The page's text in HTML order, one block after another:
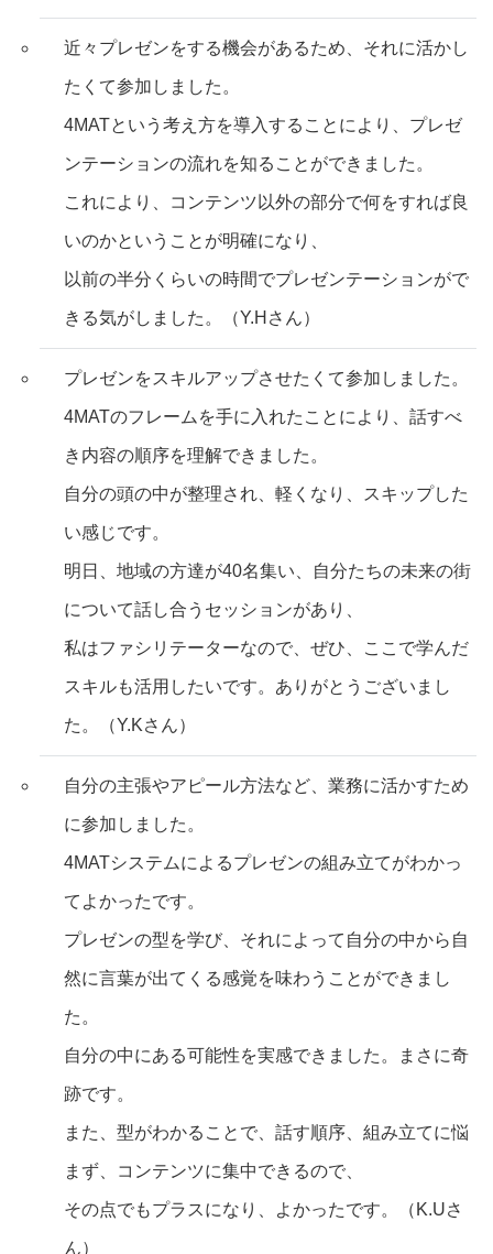
近々プレゼンをする機会があるため、それに活かし
たくて参加しました。
4MATという考え方を導入することにより、プレゼ
ンテーションの流れを知ることができました。
これにより、コンテンツ以外の部分で何をすれば良
いのかということが明確になり、
以前の半分くらいの時間でプレゼンテーションがで
きる気がしました。（Y.Hさん）
プレゼンをスキルアップさせたくて参加しました。
4MATのフレームを手に入れたことにより、話すべ
き内容の順序を理解できました。
自分の頭の中が整理され、軽くなり、スキップした
い感じです。
明日、地域の方達が40名集い、自分たちの未来の街
について話し合うセッションがあり、
私はファシリテーターなので、ぜひ、ここで学んだ
スキルも活用したいです。ありがとうございまし
た。（Y.Kさん）
自分の主張やアピール方法など、業務に活かすため
に参加しました。
4MATシステムによるプレゼンの組み立てがわかっ
てよかったです。
プレゼンの型を学び、それによって自分の中から自
然に言葉が出てくる感覚を味わうことができまし
た。
自分の中にある可能性を実感できました。まさに奇
跡です。
また、型がわかることで、話す順序、組み立てに悩
まず、コンテンツに集中できるので、
その点でもプラスになり、よかったです。（K.Uさ
ん）